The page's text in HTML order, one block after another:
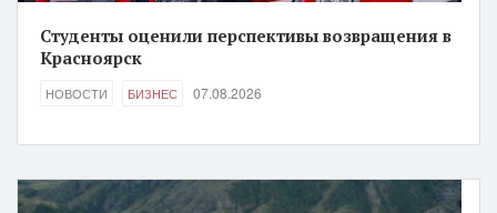
Студенты оценили перспективы возвращения в
Красноярск
НОВОСТИ БИЗНЕС 07.08.2026